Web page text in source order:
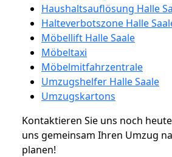
Haushaltsauflösung Halle
Halteverbotszone Halle
Möbellift Halle Saale
Möbeltaxi
Möbelmitfahrzentrale
Umzugshelfer Halle Saale
Umzugskartons
Kontaktieren Sie uns noch
uns gemeinsam Ihren Umzug
planen!